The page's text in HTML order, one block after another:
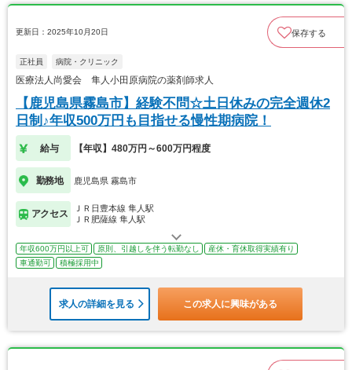
更新日：2025年10月20日 保存する
正社員 病院・クリニック
医療法人尚愛会 隼人小田原病院の薬剤師求人
【鹿児島県霧島市】経験不問☆土日休みの完全週休2
日制♪年収500万円も目指せる慢性期病院！
給与 【年収】480万円～600万円程度
勤務地 鹿児島県 霧島市
アクセス
ＪＲ日豊本線 隼人駅
ＪＲ肥薩線 隼人駅
年収600万円以上可 原則、引越しを伴う転勤なし
産休・育休取得実績有り
車通勤可
積極採用中
求人の詳細を見る この求人に興味がある